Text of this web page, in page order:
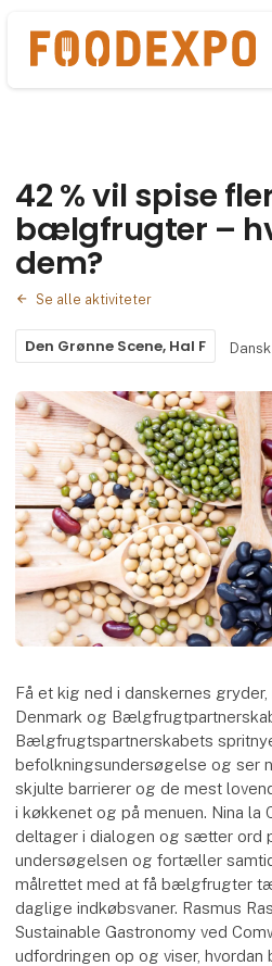
42 % vil spise
bælgfrugter –
dem?
Se alle aktiviteter
Den Grønne Scene, Hal F Dansk
Få et kig ned i danskernes
Denmark og
Bælgfrugtspartnerskabets
befolkningsundersøgelse og ser
skjulte barrierer og de mest
i køkkenet og på menuen. Nina la
deltager i dialogen og sætter ord
undersøgelsen og fortæller
målrettet med at få bælgfrugter
daglige indkøbsvaner. Rasmus
Sustainable Gastronomy ved
udfordringen op og viser,